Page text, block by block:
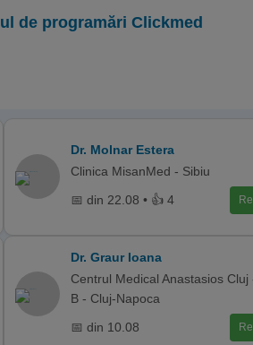
de programări Clickmed
Dr. Molnar Estera
Clinica MisanMed - Sibiu
📅 din 22.08 • 👍 4
Dr. Graur Ioana
Centrul Medical Anastasios Cluj
B - Cluj-Napoca
📅 din 10.08